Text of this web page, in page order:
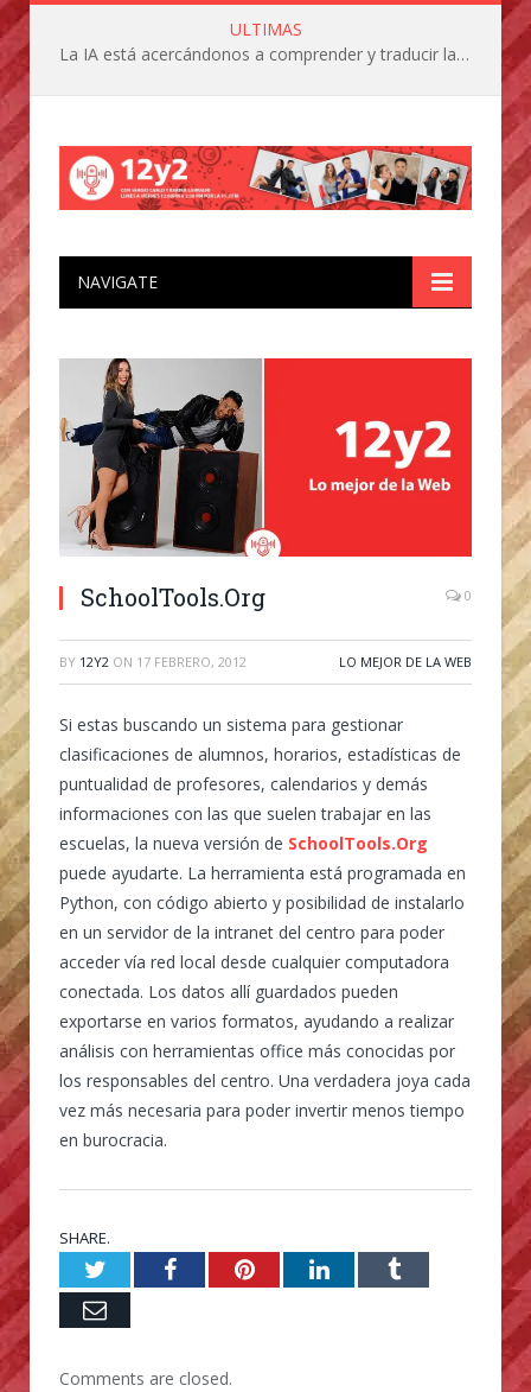
ULTIMAS
La IA está acercándonos a comprender y traducir las vocalizaciones y comportamientos de nuestras mascotas
NAVIGATE
SchoolTools.Org 0
BY 12Y2 ON 17 FEBRERO, 2012 LO MEJOR DE LA WEB
Si estas buscando un sistema para gestionar
clasificaciones de alumnos, horarios, estadísticas de
puntualidad de profesores, calendarios y demás
informaciones con las que suelen trabajar en las
escuelas, la nueva versión de SchoolTools.Org
puede ayudarte. La herramienta está programada en
Python, con código abierto y posibilidad de instalarlo
en un servidor de la intranet del centro para poder
acceder vía red local desde cualquier computadora
conectada. Los datos allí guardados pueden
exportarse en varios formatos, ayudando a realizar
análisis con herramientas office más conocidas por
los responsables del centro. Una verdadera joya cada
vez más necesaria para poder invertir menos tiempo
en burocracia.
SHARE.
TwitterFacebookPinterestLinkedInTumblr
Email
Comments are closed.